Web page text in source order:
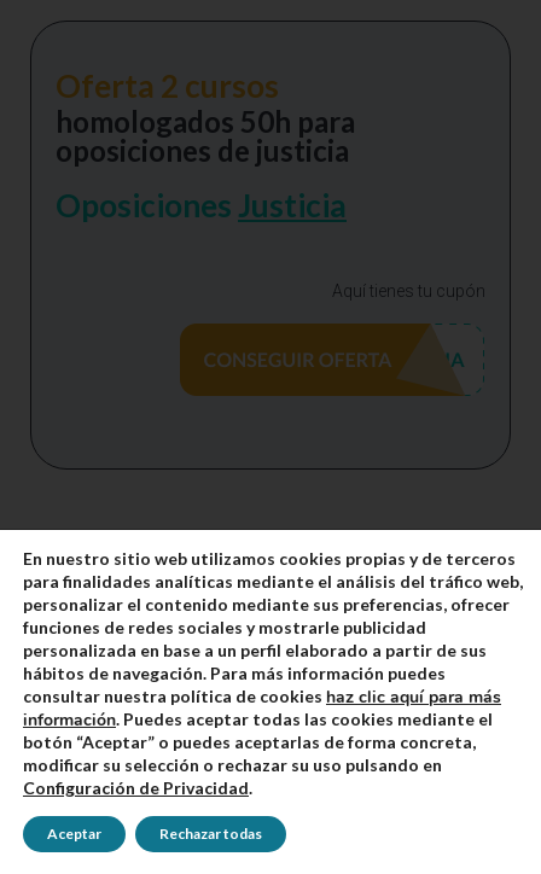
Oferta 2 cursos
homologados 50h para
oposiciones de justicia
Oposiciones Justicia
Aquí tienes tu cupón
Oferta 1 curso
75h Word
+ 1 curso
50h Excel o Correo Electrónico
para oposiciones de justicia
OposicionesJusticia
En nuestro sitio web utilizamos cookies propias y de terceros
para finalidades analíticas mediante el análisis del tráfico web,
personalizar el contenido mediante sus preferencias, ofrecer
funciones de redes sociales y mostrarle publicidad
personalizada en base a un perfil elaborado a partir de sus
hábitos de navegación. Para más información puedes
consultar nuestra política de cookies haz clic aquí para más
información. Puedes aceptar todas las cookies mediante el
botón “Aceptar” o puedes aceptarlas de forma concreta,
modificar su selección o rechazar su uso pulsando en
Configuración de Privacidad.
Aceptar Rechazar todas
Valoración en google
4.7